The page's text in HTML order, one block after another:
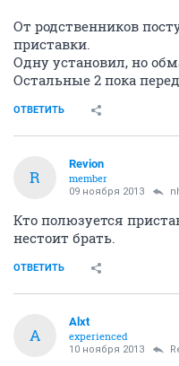
От родственников
приставки.
Одну установил, но
Остальные 2 пока
ОТВЕТИТЬ
R
Revion
member
09 ноября 2013
Кто полюзуется
нестоит брать.
ОТВЕТИТЬ
A
Alxt
experienced
10 ноября 2013